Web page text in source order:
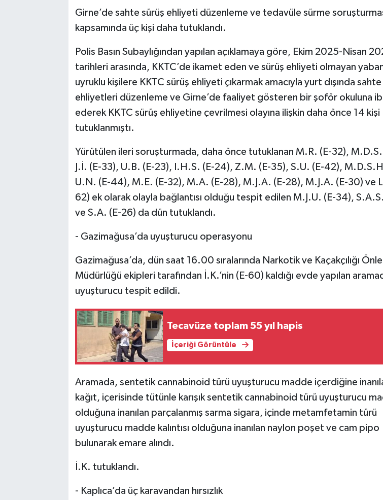
Girne’de sahte sürüş ehliyeti düzenleme ve tedavüle sürme
kapsamında üç kişi daha tutuklandı.
Polis Basın Subaylığından yapılan açıklamaya göre, Ekim 2025-Nisan
tarihleri arasında, KKTC’de ikamet eden ve sürüş ehliyeti olmayan
uyruklu kişilere KKTC sürüş ehliyeti çıkarmak amacıyla yurt dışında
ehliyetleri düzenleme ve Girne’de faaliyet gösteren bir şoför okuluna
ederek KKTC sürüş ehliyetine çevrilmesi olayına ilişkin daha önce 14 kişi
tutuklanmıştı.
Yürütülen ileri soruşturmada, daha önce tutuklanan M.R. (E-32),
J.İ. (E-33), U.B. (E-23), I.H.S. (E-24), Z.M. (E-35), S.U. (E-42),
U.N. (E-44), M.E. (E-32), M.A. (E-28), M.J.A. (E-28), M.J.A. (E-30) ve
62) ek olarak olayla bağlantısı olduğu tespit edilen M.J.U. (E-34),
ve S.A. (E-26) da dün tutuklandı.
- Gazimağusa’da uyuşturucu operasyonu
Gazimağusa’da, dün saat 16.00 sıralarında Narkotik ve Kaçakçılığı
Müdürlüğü ekipleri tarafından İ.K.’nin (E-60) kaldığı evde yapılan
uyuşturucu tespit edildi.
Tecavüze toplam 55 yıl hapis
İçeriği Görüntüle
Aramada, sentetik cannabinoid türü uyuşturucu madde içerdiğine
kağıt, içerisinde tütünle karışık sentetik cannabinoid türü uyuşturucu
olduğuna inanılan parçalanmış sarma sigara, içinde metamfetamin türü
uyuşturucu madde kalıntısı olduğuna inanılan naylon poşet ve cam pipo
bulunarak emare alındı.
İ.K. tutuklandı.
- Kaplıca’da üç karavandan hırsızlık